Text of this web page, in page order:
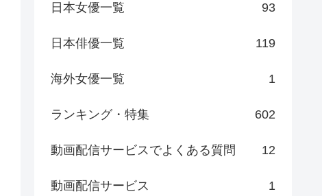
日本女優一覧 93
日本俳優一覧 119
海外女優一覧 1
ランキング・特集 602
動画配信サービスでよくある質問 12
動画配信サービス 1